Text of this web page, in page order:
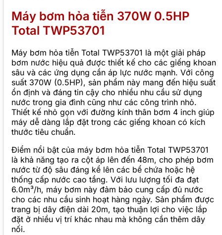
Máy bơm hỏa tiễn 370W 0.5HP
Total TWP53701
Máy bơm hỏa tiễn Total TWP53701 là một giải pháp
bơm nước hiệu quả được thiết kế cho các giếng khoan
sâu và các ứng dụng cần áp lực nước mạnh. Với công
suất 370W (0.5HP), sản phẩm này mang đến hiệu suất
ổn định và đáng tin cậy cho nhiều nhu cầu sử dụng
nước trong gia đình cũng như các công trình nhỏ.
Thiết kế nhỏ gọn với đường kính thân bơm 4 inch giúp
máy dễ dàng lắp đặt trong các giếng khoan có kích
thước tiêu chuẩn.
Điểm nổi bật của máy bơm hỏa tiễn Total TWP53701
là khả năng tạo ra cột áp lên đến 48m, cho phép bơm
nước từ độ sâu đáng kể lên các bể chứa hoặc hệ
thống cấp nước cao tầng. Với lưu lượng tối đa đạt
6.0m³/h, máy bơm này đảm bảo cung cấp đủ nước
cho các nhu cầu sinh hoạt hàng ngày. Sản phẩm được
trang bị dây điện dài 20m, tạo thuận lợi cho việc lắp
đặt ở nhiều vị trí khác nhau mà không cần thêm dây
nối.